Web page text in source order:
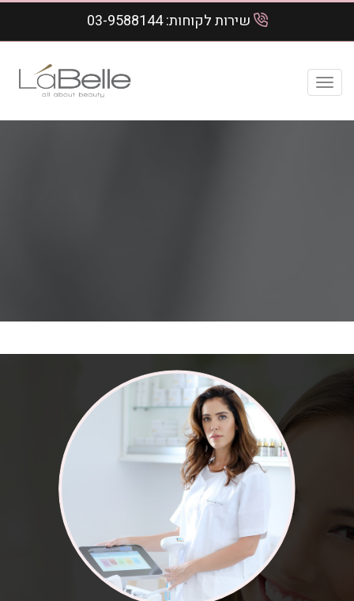
שירות לקוחות:03-9588144